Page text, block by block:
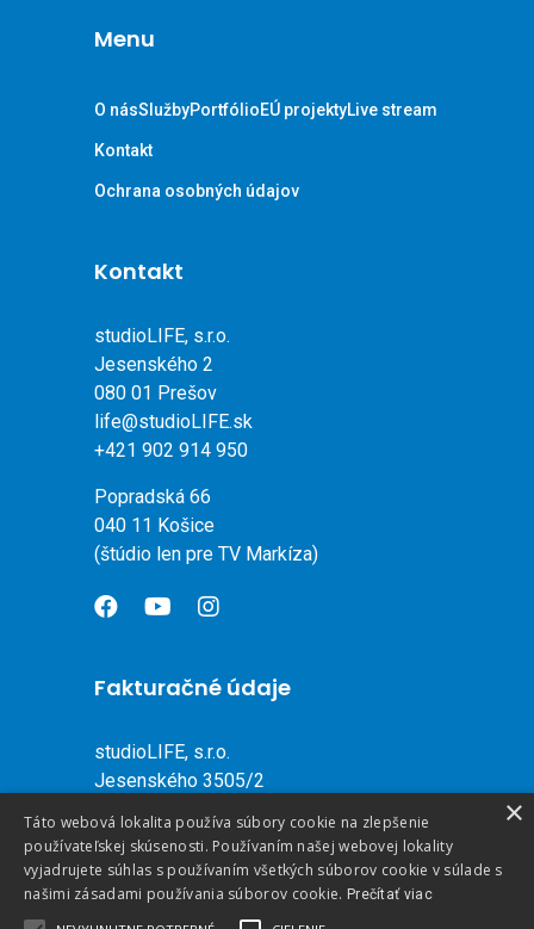
Menu
O násSlužbyPortfólioEÚ projektyLive stream
Kontakt
Ochrana osobných údajov
Kontakt
studioLIFE, s.r.o.
Jesenského 2
080 01 Prešov
life@studioLIFE.sk
+421 902 914 950
Popradská 66
040 11 Košice
(štúdio len pre TV Markíza)
Fakturačné údaje
studioLIFE, s.r.o.
Jesenského 3505/2
Slovenská republika
IČO: 36 715 034
DIČ: 2022290589
×
Táto webová lokalita používa súbory cookie na zlepšenie
používateľskej skúsenosti. Používaním našej webovej lokality
vyjadrujete súhlas s používaním všetkých súborov cookie v súlade s
našimi zásadami používania súborov cookie. Prečítať viac